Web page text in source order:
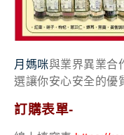
月媽咪與業界異業合
選讓你安心安全的優
訂購表單-